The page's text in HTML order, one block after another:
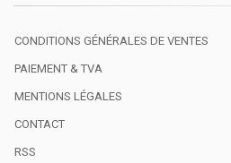
CONDITIONS GÉNÉRALES DE VENTES
PAIEMENT & TVA
MENTIONS LÉGALES
CONTACT
RSS